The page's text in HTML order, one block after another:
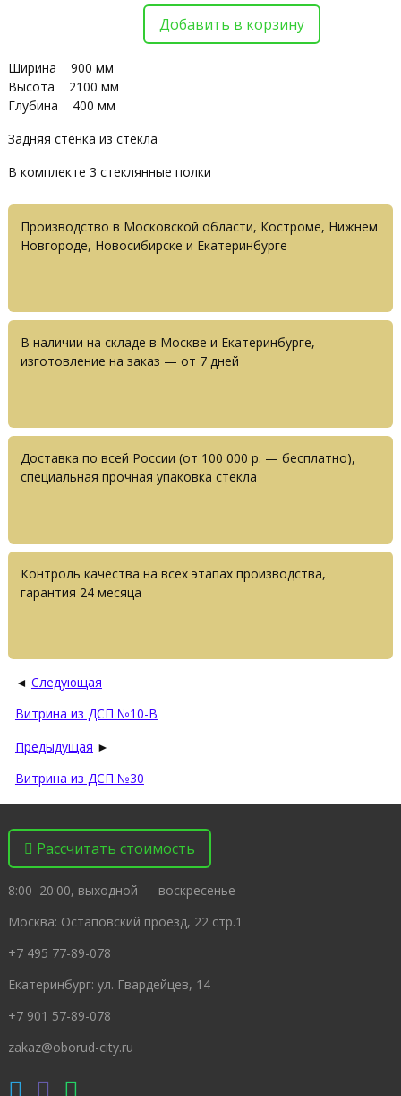
Добавить в корзину
Ширина 900 мм
Высота 2100 мм
Глубина 400 мм
Задняя стенка из стекла
В комплекте 3 стеклянные полки
Производство в Московской области, Костроме, Нижнем
Новгороде, Новосибирске и Екатеринбурге
В наличии на складе в Москве и Екатеринбурге,
изготовление на заказ — от 7 дней
Доставка по всей России (от 100 000 р. — бесплатно),
специальная прочная упаковка стекла
Контроль качества на всех этапах производства,
гарантия 24 месяца
◄ Следующая
Витрина из ДСП №10-B
Предыдущая ►
Витрина из ДСП №30
Рассчитать стоимость
8:00–20:00, выходной — воскресенье
Москва: Остаповский проезд, 22 стр.1
+7 495 77-89-078
Екатеринбург: ул. Гвардейцев, 14
+7 901 57-89-078
zakaz@oborud-city.ru